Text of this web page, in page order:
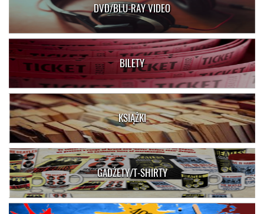
DVD/BLU-RAY VIDEO
BILETY
KSIĄŻKI
GADŻETY/T-SHIRTY